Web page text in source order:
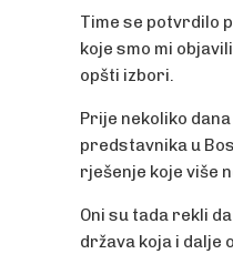
Time se potvrdilo
koje smo mi
opšti izbori.
Prije nekoliko
predstavnika u
rješenje koje više
Oni su tada rekli
država koja i dalje